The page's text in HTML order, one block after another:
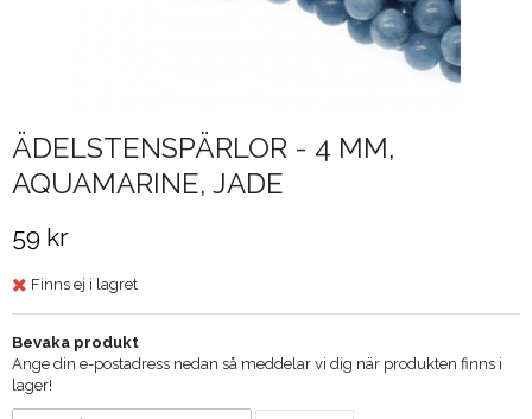
ÄDELSTENSPÄRLOR - 4 MM,
AQUAMARINE, JADE
59 kr
Finns ej i lagret
Bevaka produkt
Ange din e-postadress nedan så meddelar vi dig när produkten finns i
lager!